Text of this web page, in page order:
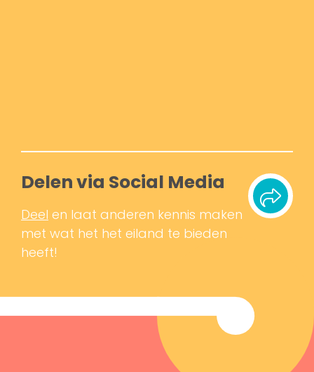
Delen via Social Media
Deel en laat anderen kennis maken
met wat het het eiland te bieden
heeft!